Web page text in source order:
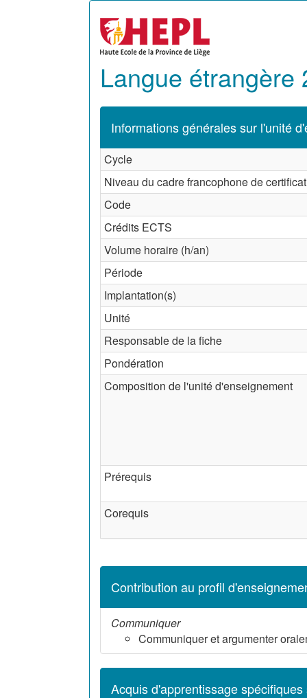
Langue étrangère
Informations générales sur l'unité
Cycle
Niveau du cadre francophone de
Code
Crédits ECTS
Volume horaire (h/an)
Période
Implantation(s)
Unité
Responsable de la fiche
Pondération
Composition de l'unité d'enseignement
Prérequis
Corequis
Contribution au profil
Communiquer
Communiquer et argumenter
Acquis d'apprentissage